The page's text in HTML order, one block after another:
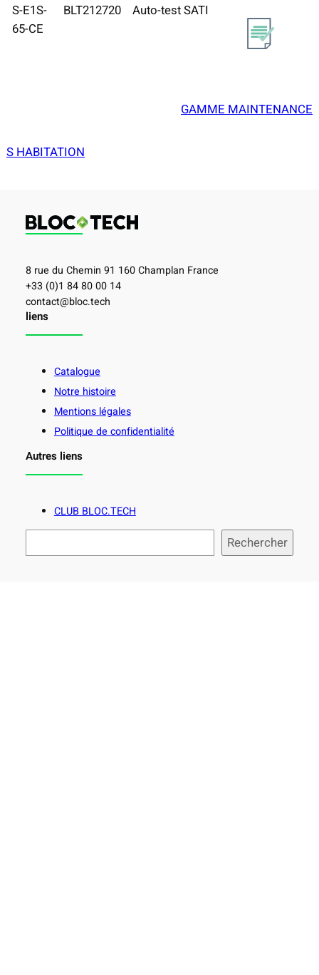
S-E1S-
65-CE
BLT212720 Auto-test SATI
GAMME MAINTENANCE
S HABITATION
8 rue du Chemin 91 160 Champlan France
+33 (0)1 84 80 00 14
contact@bloc.tech
liens
Catalogue
Notre histoire
Mentions légales
Politique de confidentialité
Autres liens
CLUB BLOC.TECH
e
Rechercher